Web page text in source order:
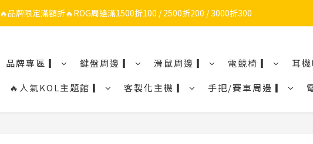
🔥品牌限定滿額折🔥ROG周邊滿1500折100 / 2500折200 / 3000折300
🔥品牌限定滿額折🔥ROG周邊滿1500折100 / 2500折200 / 3000折300
ROG/Razer 全館電競椅會員登錄再現折$300
🔥品牌限定滿額折🔥ROG周邊滿1500折100 / 2500折200 / 3000折300
品牌專區 ▎ 鍵盤周邊 ▎ 滑鼠周邊 ▎ 電競椅 ▎
耳
🔥人氣KOL主題館 ▎ 客製化主機 ▎ 手把/賽車周邊 ▎